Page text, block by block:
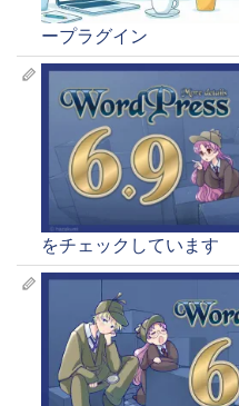
ープラグイン
をチェックしています